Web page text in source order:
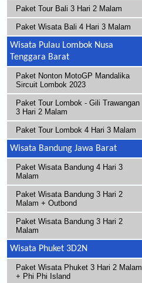
Paket Tour Bali 3 Hari 2 Malam
Paket Wisata Bali 4 Hari 3 Malam
Wisata Pulau Lombok Nusa
Tenggara Barat
Paket Nonton MotoGP Mandalika
Sircuit Lombok 2023
Paket Tour Lombok - Gili Trawangan
3 Hari 2 Malam
Paket Tour Lombok 4 Hari 3 Malam
Wisata Bandung Jawa Barat
Paket Wisata Bandung 4 Hari 3
Malam
Paket Wisata Bandung 3 Hari 2
Malam + Outbond
Paket Wisata Bandung 3 Hari 2
Malam
Wisata Phuket 3D2N
Paket Wisata Phuket 3 Hari 2 Malam
+ Phi Phi Island